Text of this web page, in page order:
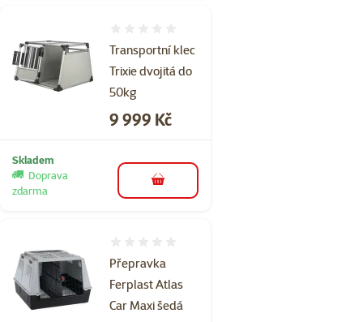
Transportní klec
Trixie dvojitá do
50kg
Cena
9 999 Kč
Skladem
Doprava
zdarma
do košíku
Přepravka
Ferplast Atlas
Car Maxi šedá